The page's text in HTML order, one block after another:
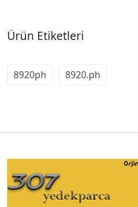
Ürün Etiketleri
8920ph 8920.ph